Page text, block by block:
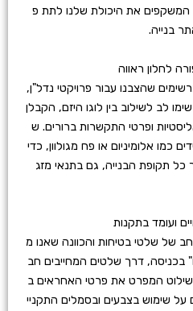
המשקפים את היכולת שלנו לתת פ
בנייה.
לחלון ראווה
שהצבנו עבור פרויקטי נדל"ן,
שימו לב לשילוב בין לוגו היזם, הקבלן
ופרטי התקשרות ברורים. ש
כמו אלומיניום או פח מגולוון, כדי
תקופת הבנייה, גם בתנאי מזג
ועומד בתקנות
של שלטי בטיחות והכוונה שאנו מ
בכניסה, דרך שלטים המחייבים חב
המפרט את פרטי האחראים ב
שימוש בצבעים ובסמלים התקניי